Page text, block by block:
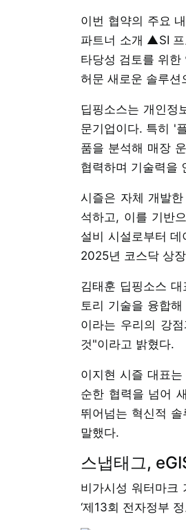
이번 협약의 주요
파트너 소개 ▲SI
타당성 검토를 위
허문 새로운 솔루
딥핑소스는 개인정
문기업이다. 특히 '
품을 분석해 매장
협력하며 기술력을
시즐은 자체 개발
석하고, 이를 기반
설비 시설로부터
2025년 코스닥 상
김태훈 딥핑소스
토리 기술을 융합
이라는 우리의 강
것"이라고 밝혔다.
이지현 시즐 대표
순한 협력을 넘어
뛰어넘는 혁신적
말했다.
스냅태그,
비가시성 워터마크
‘제13회 전자정부